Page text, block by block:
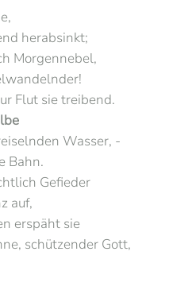
herabsinkt;
Morgennebel,
Flut sie treibend.
Wasser, -
Bahn.
Gefieder
auf,
erspäht sie
schützender Gott,